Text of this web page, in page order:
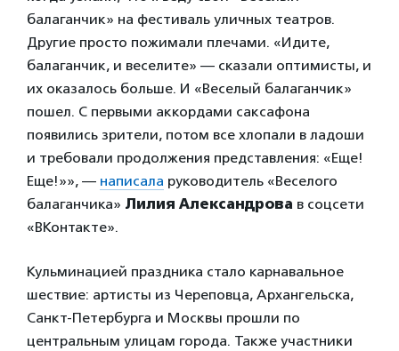
балаганчик» на фестиваль уличных театров.
Другие просто пожимали плечами. «Идите,
балаганчик, и веселите» — сказали оптимисты, и
их оказалось больше. И «Веселый балаганчик»
пошел. С первыми аккордами саксафона
появились зрители, потом все хлопали в ладоши
и требовали продолжения представления: «Еще!
Еще!»», — написала руководитель «Веселого
балаганчика» Лилия Александрова в соцсети
«ВКонтакте».
Кульминацией праздника стало карнавальное
шествие: артисты из Череповца, Архангельска,
Санкт-Петербурга и Москвы прошли по
центральным улицам города. Также участники